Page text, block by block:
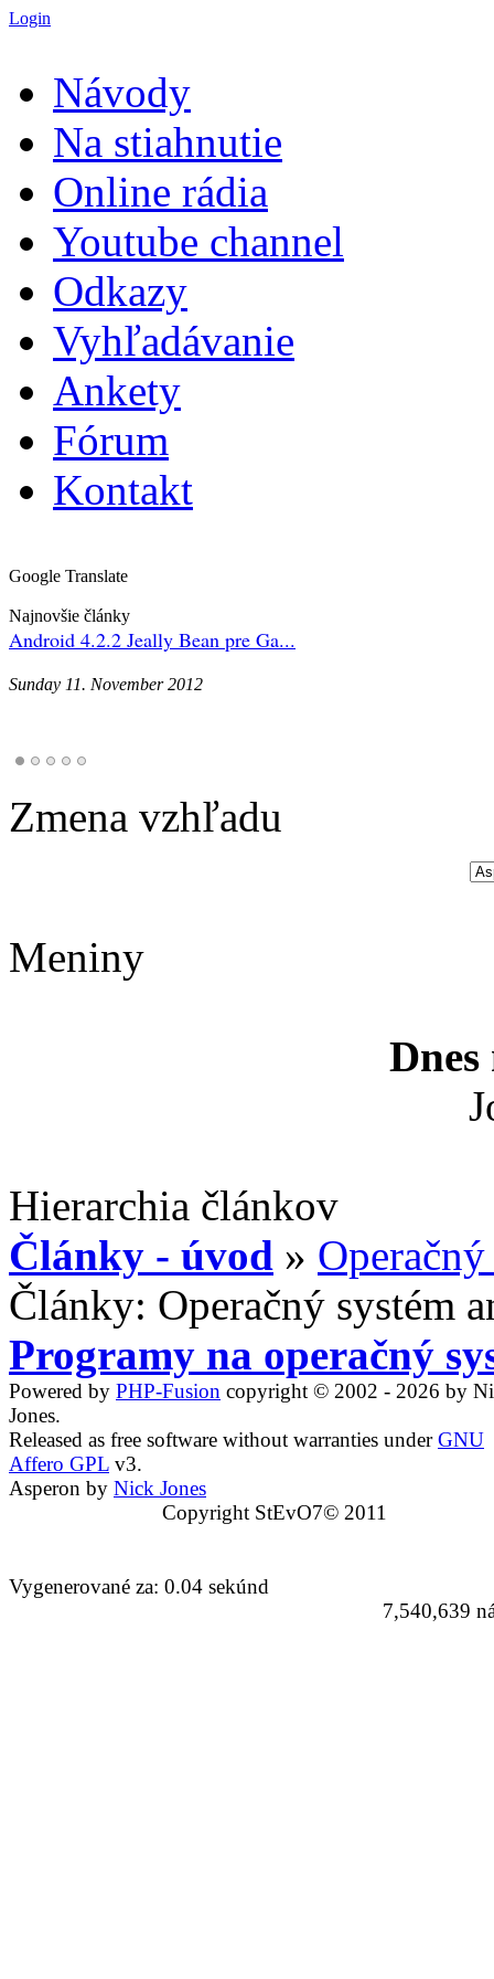
Login
Návody
Na stiahnutie
Online rádia
Youtube channel
Odkazy
Vyhľadávanie
Ankety
Fórum
Kontakt
Google Translate
Najnovšie články
Android 4.2.2 Jeally Bean pre Ga...
Sunday 11. November 2012
Zmena vzhľadu
Meniny
Hierarchia článkov
Články - úvod »
Články: Operačný systém
Programy na operačný
Powered by PHP-Fusion copyright © 2002 - 2026 by
Jones.
Released as free software without warranties underGNU
Affero GPL v3.
Asperon by Nick Jones
Copyright StEvO7© 2011
Vygenerované za: 0.04 sekúnd
7,540,639